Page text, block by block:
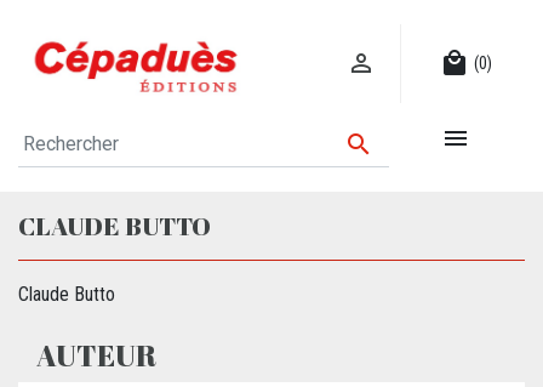
 local_mall (0)
 
CLAUDE BUTTO
Claude Butto
AUTEUR